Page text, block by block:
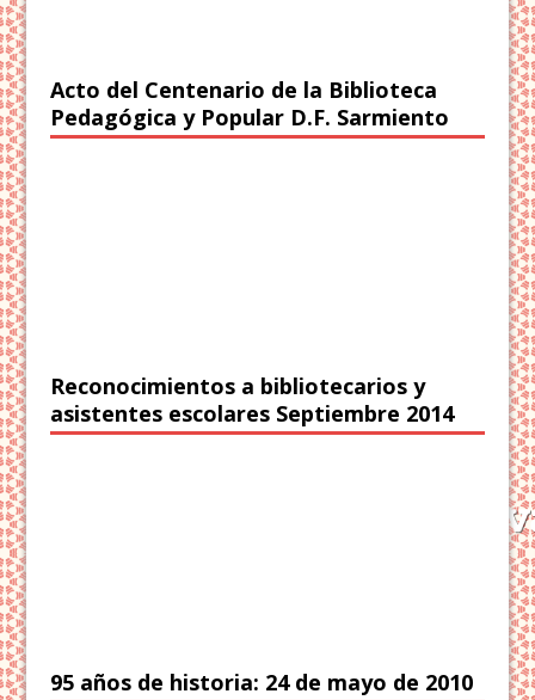
Acto del Centenario de la Biblioteca
Pedagógica y Popular D.F. Sarmiento
Reconocimientos a bibliotecarios y
asistentes escolares Septiembre 2014
95 años de historia: 24 de mayo de 2010